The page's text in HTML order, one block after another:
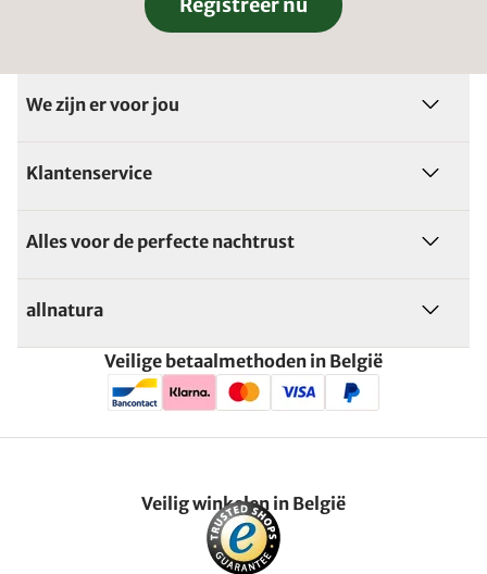
We zijn er voor jou
Klantenservice
Alles voor de perfecte nachtrust
allnatura
Veilige betaalmethoden in België
Veilig winkelen in België